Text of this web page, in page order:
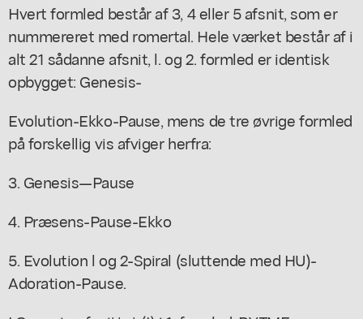
Hvert formled består af 3, 4 eller 5 afsnit, som er
nummereret med romertal. Hele værket består af i
alt 21 sådanne afsnit, l. og 2. formled er identisk
opbygget: Genesis-
Evolution-Ekko-Pause, mens de tre øvrige formled
på forskellig vis afviger herfra:
3. Genesis—Pause
4. Præsens-Pause-Ekko
5. Evolution l og 2-Spiral (sluttende med HU)-
Adoration-Pause.